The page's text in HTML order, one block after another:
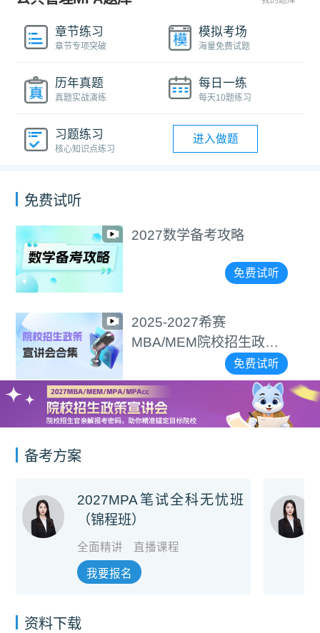
章节练习
章节专项突破
模拟考场
海量免费试题
历年真题
真题实战演练
每日一练
每天10题练习
习题练习
核心知识点练习
进入做题
免费试听
2027数学备考攻略
免费试听
2025-2027希赛
MBA/MEM院校招生政策
免费试听
备考方案
2027MPA笔试全科无忧班
（锦程班）
全面精讲 直播课程
我要报名
资料下载